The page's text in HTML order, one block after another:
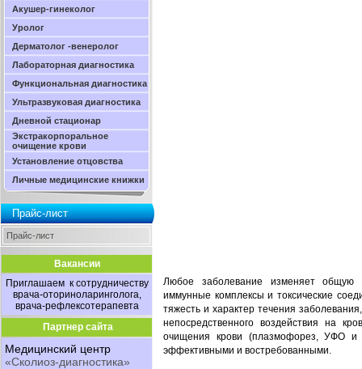
Акушер-гинеколог
Уролог
Дерматолог -венеролог
Лабораторная диагностика
Функциональная диагностика
Ультразвуковая диагностика
Дневной стационар
Экстракорпоральное
очищение крови
Установление отцовства
Личные медицинские книжки
Прайс-лист
Прайс-лист
Вакансии
Приглашаем к сотрудничеству
врача-оториноларинголога,
врача-рефлексотерапевта
Партнер сайта
Медицинский центр
«Сколиоз-диагностика»
Любое заболевание изменяет общую
иммунные комплексы и токсические
тяжесть и характер течения
непосредственного воздействия на
очищения крови (плазмофорез, УФО и
эффективными и востребованными.